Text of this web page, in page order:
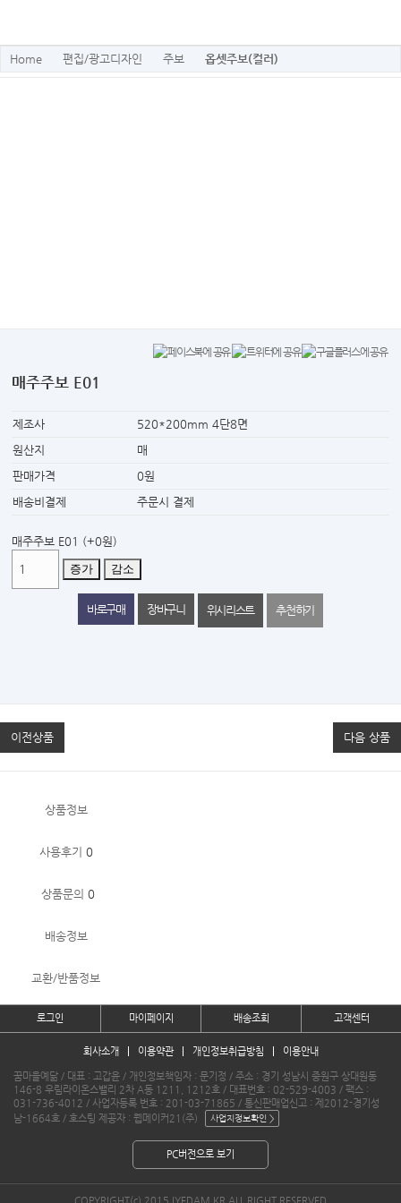
Home 편집/광고디자인 주보 옵셋주보(컬러)
매주주보 E01
제조사
520*200mm 4단8면
원산지
매
판매가격
0원
배송비결제
주문시 결제
매주주보 E01 (+0원)
증가 감소
위시리스트 추천하기
이전상품 다음 상품
상품정보
사용후기 0
상품문의 0
배송정보
교환/반품정보
로그인 마이페이지 배송조회 고객센터
회사소개 이용약관 개인정보취급방침 이용안내
꿈마을예닮 / 대표 : 고갑윤 / 개인정보책임자 : 문기정 / 주소 : 경기 성남시 중원구 상대원동
146-8 우림라이온스밸리 2차 A동 1211, 1212호 / 대표번호 : 02-529-4003 / 팩스 :
031-736-4012 / 사업자등록 번호 : 201-03-71865 / 통신판매업신고 : 제2012-경기성
남-1664호 / 호스팅 제공자 : 웹메이커21(주)
PC버전으로 보기